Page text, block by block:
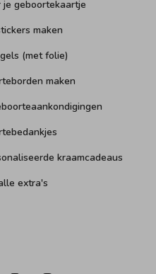
je geboortekaartje
maken
(met folie)
maken
kraamcadeaus
extra's